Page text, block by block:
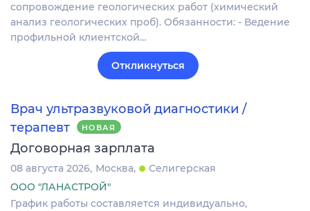
сопровождение геологических работ (химический
анализ геологических проб). Обязанности: - Ведение
профильной клиентской…
Откликнуться
Врач ультразвуковой диагностики /
терапевт
НОВАЯ
Договорная зарплата
08 августа 2026 Москва
Селигерская
ООО "ЛАНАСТРОЙ"
График работы составляется индивидуально,